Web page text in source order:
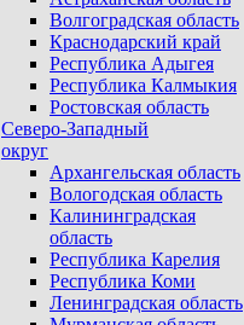
Волгоградская область
Краснодарский край
Республика Адыгея
Республика Калмыкия
Ростовская область
Северо-Западный
округ
Архангельская область
Вологодская область
Калининградская
область
Республика Карелия
Республика Коми
Ленинградская область